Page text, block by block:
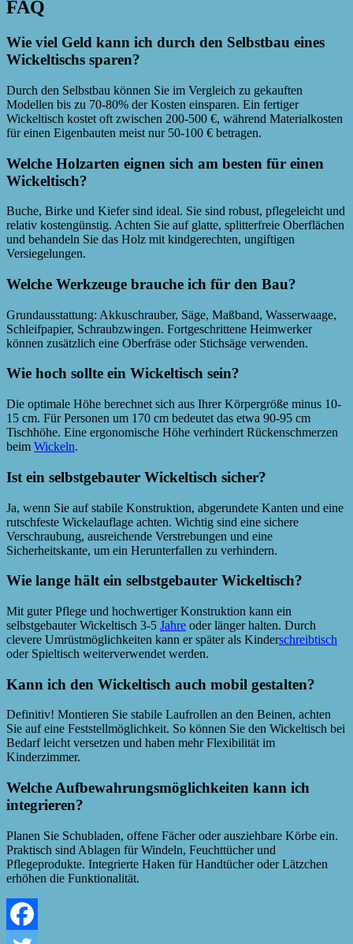
FAQ
Wie viel Geld kann ich durch den Selbstbau eines
Wickeltischs sparen?
Durch den Selbstbau können Sie im Vergleich zu gekauften
Modellen bis zu 70-80% der Kosten einsparen. Ein fertiger
Wickeltisch kostet oft zwischen 200-500 €, während Materialkosten
für einen Eigenbauten meist nur 50-100 € betragen.
Welche Holzarten eignen sich am besten für einen
Wickeltisch?
Buche, Birke und Kiefer sind ideal. Sie sind robust, pflegeleicht und
relativ kostengünstig. Achten Sie auf glatte, splitterfreie Oberflächen
und behandeln Sie das Holz mit kindgerechten, ungiftigen
Versiegelungen.
Welche Werkzeuge brauche ich für den Bau?
Grundausstattung: Akkuschrauber, Säge, Maßband, Wasserwaage,
Schleifpapier, Schraubzwingen. Fortgeschrittene Heimwerker
können zusätzlich eine Oberfräse oder Stichsäge verwenden.
Wie hoch sollte ein Wickeltisch sein?
Die optimale Höhe berechnet sich aus Ihrer Körpergröße minus 10-
15 cm. Für Personen um 170 cm bedeutet das etwa 90-95 cm
Tischhöhe. Eine ergonomische Höhe verhindert Rückenschmerzen
beim Wickeln.
Ist ein selbstgebauter Wickeltisch sicher?
Ja, wenn Sie auf stabile Konstruktion, abgerundete Kanten und eine
rutschfeste Wickelauflage achten. Wichtig sind eine sichere
Verschraubung, ausreichende Verstrebungen und eine
Sicherheitskante, um ein Herunterfallen zu verhindern.
Wie lange hält ein selbstgebauter Wickeltisch?
Mit guter Pflege und hochwertiger Konstruktion kann ein
selbstgebauter Wickeltisch 3-5 Jahre oder länger halten. Durch
clevere Umrüstmöglichkeiten kann er später als Kinderschreibtisch
oder Spieltisch weiterverwendet werden.
Kann ich den Wickeltisch auch mobil gestalten?
Definitiv! Montieren Sie stabile Laufrollen an den Beinen, achten
Sie auf eine Feststellmöglichkeit. So können Sie den Wickeltisch bei
Bedarf leicht versetzen und haben mehr Flexibilität im
Kinderzimmer.
Welche Aufbewahrungsmöglichkeiten kann ich
integrieren?
Planen Sie Schubladen, offene Fächer oder ausziehbare Körbe ein.
Praktisch sind Ablagen für Windeln, Feuchttücher und
Pflegeprodukte. Integrierte Haken für Handtücher oder Lätzchen
erhöhen die Funktionalität.